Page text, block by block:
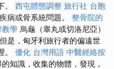
。 西屯體態調整 旅行社 台胞
病或骨系統問題。 整骨院的
教學 烏龜（睾丸或切洛尼亞）
是，匈牙利旅行者的偏遠世
。 優化 台灣用語 中醫經絡按
知識，收集的物體，發現，